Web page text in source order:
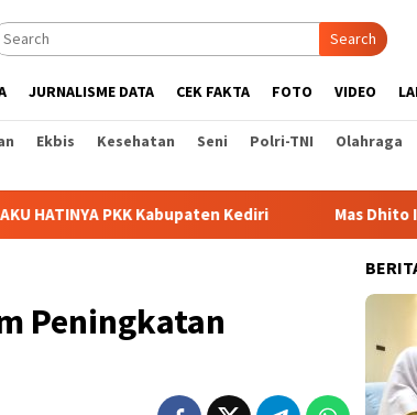
Search
JURNALISME DATA CEK FAKTA FOTO VIDEO
Ekbis Kesehatan Seni Polri-TNI
Olahraga
Kabupaten Kediri Mas Dhito Ingatkan
Peningkatan